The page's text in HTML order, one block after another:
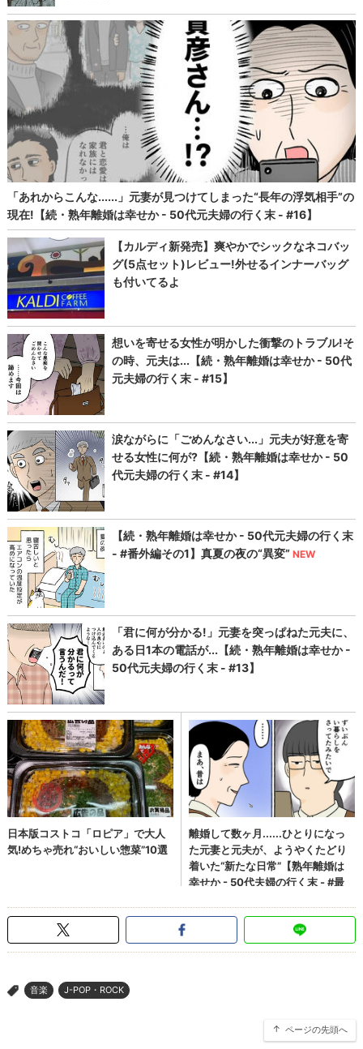
> 音楽 J-POP・ROCK
ページの先頭へ